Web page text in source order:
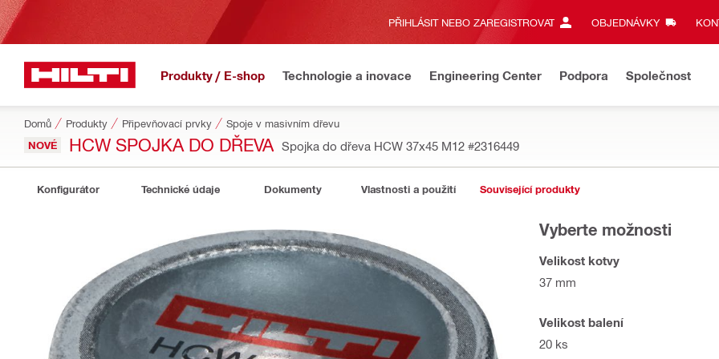
PŘIHLÁSIT NEBO ZAREGISTROVAT OBJEDNÁVKY
Produkty / E-shop Technologie a inovace Engineering Center Podpora Společnost
Domů Produkty Připevňovací prvky Spoje v masivním dřevu
NOVÉ HCW SPOJKA DO DŘEVA Spojka do dřeva HCW 37x45 M12 #2316449
Konfigurátor Technické údaje Dokumenty Vlastnosti a použití Související produkty
Vyberte možnosti
Velikost kotvy
37 mm
Velikost balení
20 ks